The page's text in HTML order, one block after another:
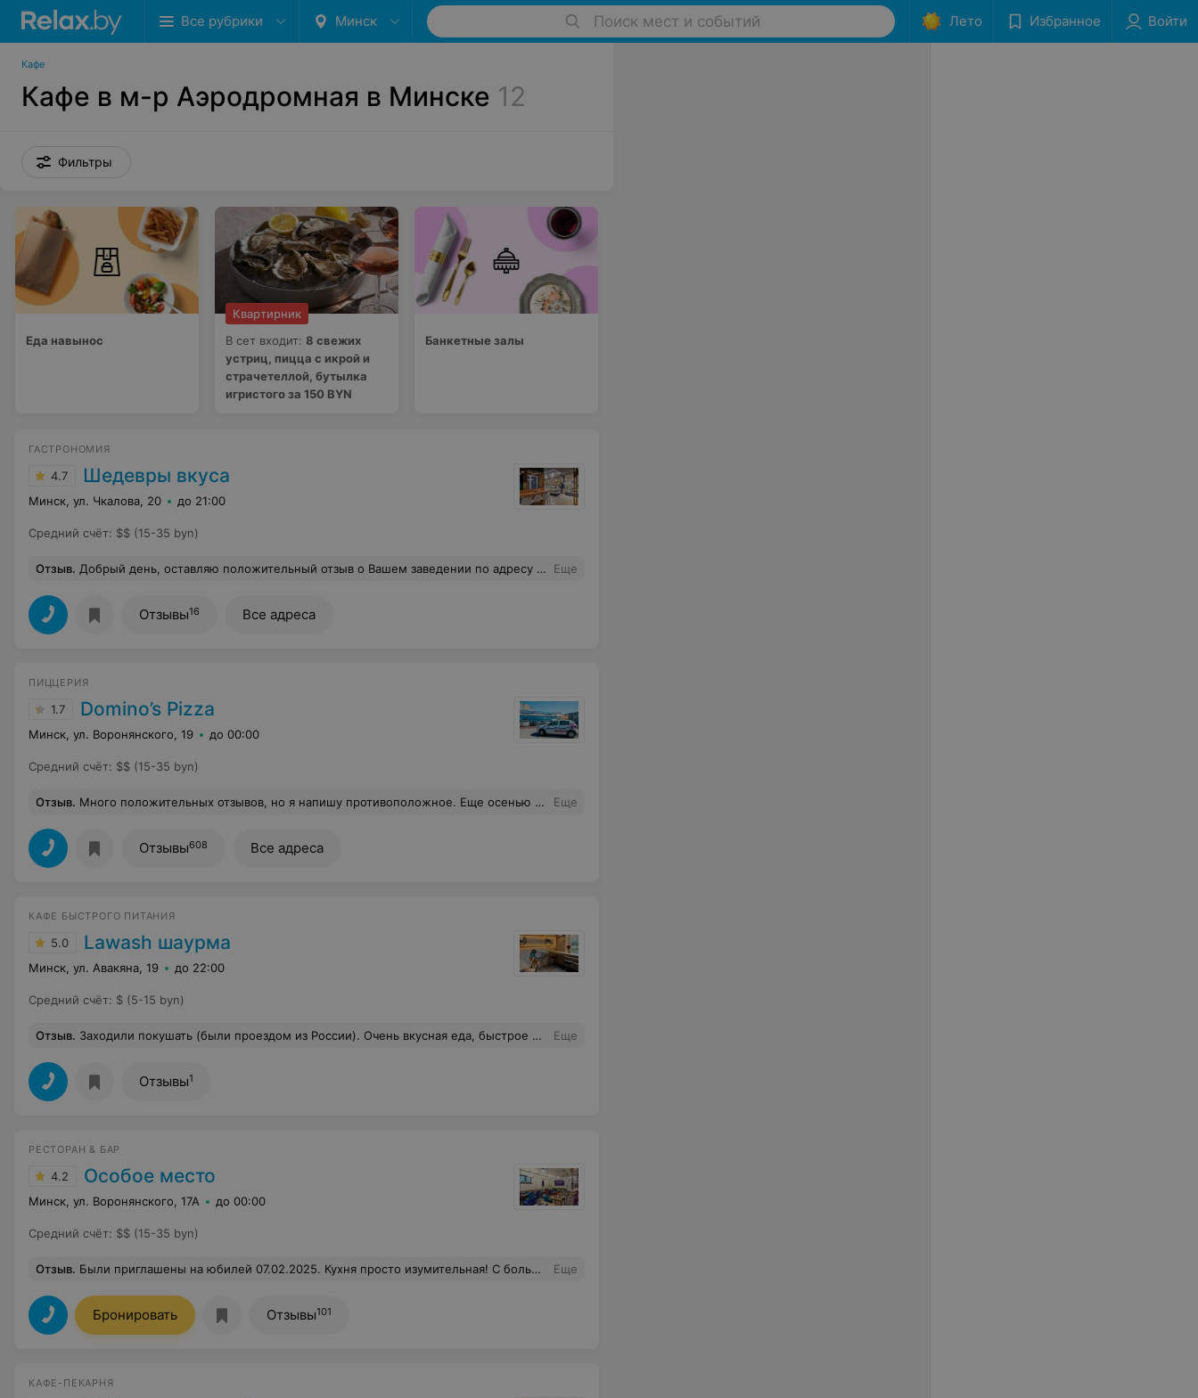
Все рубрики Минск Поиск мест и событий Лето Избранное Войти
Кафе
Кафе в м-р Аэродромная в Минске 12
Фильтры
Еда навынос
Квартирник
В сет входит: 8 свежих
устриц, пицца с икрой и
страчетеллой, бутылка
игристого за 150 BYN
Банкетные залы
ГАСТРОНОМИЯ
4.7 Шедевры вкуса
Минск, ул. Чкалова, 20 до 21:00
Средний счёт: $$ (15-35 byn)
Отзыв. Добрый день, оставляю положительный отзыв о Вашем заведении по адресу г. Минск, ул. Чкалова, 20, пом. 95. Очень хороший выбор продуктов, выгодные акционные предложения. Особенно хочу отметить работу вашего продавца Арсения, именно после его обслуживания я и моя семья стали Вашими постоянными покупателями и рекомендовала заведение своим знакомым. Когда делаем у него покупки всегда уходим с хорошим настроением, будь то кофе, с красивыми рисунками которые он рисует на пенке, или рекомендации по сыру, который оказывается очень вкусным спасибо вам за работу и такое хорошее отношение к покупателям с уважением, Алина Сергеевна Еще
Отзывы16 Все адреса
ПИЦЦЕРИЯ
1.7 Domino’s Pizza
Минск, ул. Воронянского, 19 до 00:00
Средний счёт: $$ (15-35 byn)
Отзыв. Много положительных отзывов, но я напишу противоположное. Еще осенью отметила, что пиццы уже не те, что были вначале, то острые, то кислые за счет соуса, причем в одних и тех же видах. Но вчерашний поход.. Пришли семьей с детьми. Было жутко холодно, сквозняк приличный, т.к. дверь не закрывается и никто за этим не следит кроме самих замерзших посетителей. Кстати, летом там тоже очень холодно: пиццемейкеры, видимо, для себя включают на максимум кондишку. С детьми стремно заезжать. Я вчера, стоя с двумя детьми возле стойки, сделала заказ, оплатила, после чего мне озвучил сотрудник, что ждать придется 40 мин!!! На мой вопрос, почему он это озвучивает только сейчас, ничего толкового не ответил, только про большое количество заказов. На табло высветилось 22 мин, на это он ответил, что табло неправильно может работать. Столы были не убраны, в крошках, пришлось просить убрать. Посетителей в самом кафе было мало. Но, слава Богу, пицца в этот раз была вкусной. Еще
Отзывы608 Все адреса
КАФЕ БЫСТРОГО ПИТАНИЯ
5.0 Lawash шаурма
Минск, ул. Авакяна, 19 до 22:00
Средний счёт: $ (5-15 byn)
Отзыв. Заходили покушать (были проездом из России). Очень вкусная еда, быстрое и качественное обслуживание. Приятная атмосфера для быстрого перекуса. Еще
Отзывы1
РЕСТОРАН & БАР
4.2 Особое место
Минск, ул. Воронянского, 17А до 00:00
Средний счёт: $$ (15-35 byn)
Отзыв. Были приглашены на юбилей 07.02.2025. Кухня просто изумительная! С большой осторожностью отношусь к блюдам приготовленным в ресторанах и не всегда все пробую! Умею и люблю готовить. К моему большому удивлению придраться не к чему! Все свежее и приготовлено очень вкусно! Огромное спасибо вашей команде! Единственное неудобство, это в одном зале по два праздника, юбилея, очень шумно, люди друг друга не слышат музыка без перерывов! Спасибо поварам и шеф повару, все супер! Еще
Бронировать Отзывы101
КАФЕ-ПЕКАРНЯ